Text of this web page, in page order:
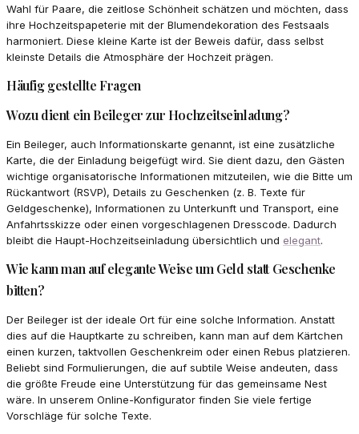
Wahl für Paare, die zeitlose Schönheit schätzen und möchten, dass
ihre Hochzeitspapeterie mit der Blumendekoration des Festsaals
harmoniert. Diese kleine Karte ist der Beweis dafür, dass selbst
kleinste Details die Atmosphäre der Hochzeit prägen.
Häufig gestellte Fragen
Wozu dient ein Beileger zur Hochzeitseinladung?
Ein Beileger, auch Informationskarte genannt, ist eine zusätzliche
Karte, die der Einladung beigefügt wird. Sie dient dazu, den Gästen
wichtige organisatorische Informationen mitzuteilen, wie die Bitte um
Rückantwort (RSVP), Details zu Geschenken (z. B. Texte für
Geldgeschenke), Informationen zu Unterkunft und Transport, eine
Anfahrtsskizze oder einen vorgeschlagenen Dresscode. Dadurch
bleibt die Haupt-Hochzeitseinladung übersichtlich und elegant.
Wie kann man auf elegante Weise um Geld statt Geschenke
bitten?
Der Beileger ist der ideale Ort für eine solche Information. Anstatt
dies auf die Hauptkarte zu schreiben, kann man auf dem Kärtchen
einen kurzen, taktvollen Geschenkreim oder einen Rebus platzieren.
Beliebt sind Formulierungen, die auf subtile Weise andeuten, dass
die größte Freude eine Unterstützung für das gemeinsame Nest
wäre. In unserem Online-Konfigurator finden Sie viele fertige
Vorschläge für solche Texte.